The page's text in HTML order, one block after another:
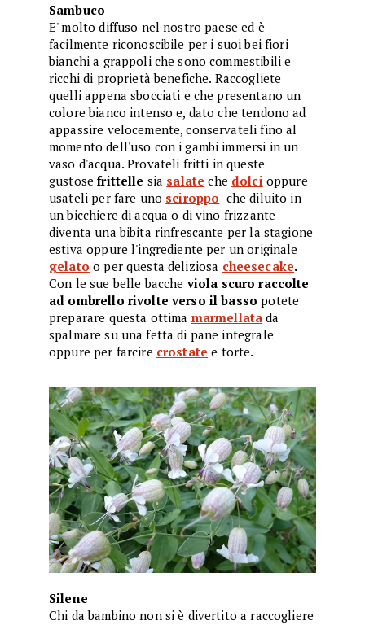
Sambuco
E' molto diffuso nel nostro paese ed è
facilmente riconoscibile per i suoi bei fiori
bianchi a grappoli che sono commestibili e
ricchi di proprietà benefiche. Raccogliete
quelli appena sbocciati e che presentano un
colore bianco intenso e, dato che tendono ad
appassire velocemente, conservateli fino al
momento dell'uso con i gambi immersi in un
vaso d'acqua. Provateli fritti in queste
gustosefrittelle sia salate che dolci oppure
usateli per fare uno sciroppo che diluito in
un bicchiere di acqua o di vino frizzante
diventa una bibita rinfrescante per la stagione
estiva oppure l'ingrediente per un originale
gelato o per questa deliziosa cheesecake.
Con le sue belle baccheviola scuro raccolte
ad ombrello rivolte verso il bassopotete
preparare questa ottima marmellata da
spalmare su una fetta di pane integrale
oppure per farcire crostate e torte.
Silene
Chi da bambino non si è divertito a raccogliere